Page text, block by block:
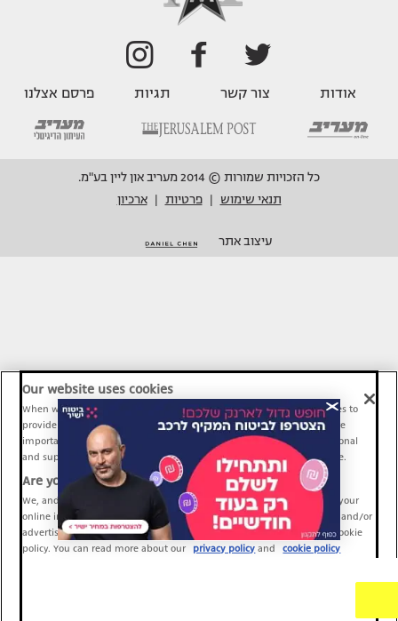
אודות צור קשר תגיות פרסם אצלנו
כל הזכויות שמורות © 2014 מעריב און ליין בע"מ.
תנאי שימוש
פרטיות ארכיון
עיצוב אתר
Our website uses cookies
When we provide Maariv, TMI and Sport1 content online, we use cookies to
provide social media features and to analyze our traffic. These tools are
important and necessary for our website functionality. Others are optional
and support Maariv, TMI and Sport1 activity and your online experience.
Are you happy to accept cookies?
We, and our partners, use information about your use of our site and your
online interactions to improve our services and to personalize content and/or
advertising for you. You can read more about our privacy policy and cookie
policy. You can read more about our
privacy policy and cookie policy